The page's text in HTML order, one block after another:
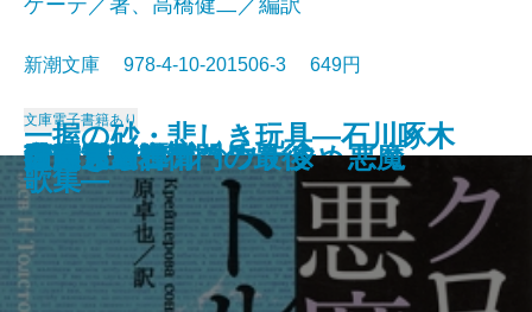
愛と死
絵のない絵本
田舎教師
変身
硝子戸の中
田園交響楽
倫敦塔・幻影の盾
光あるうち光の中を歩め
真理先生
ゲーテ格言集
ゲーテ／著、高橋健二／編訳
新潮文庫 978-4-10-201506-3 649円
文庫電子書籍あり
クロイツェル・ソナタ 悪魔
一握の砂・悲しき玩具―石川啄木
歌集―
行人
人間ぎらい
蒲団・重右衛門の最後
こころ
白鯨〔下〕
白鯨〔上〕
彼岸過迄
ぼく東綺譚